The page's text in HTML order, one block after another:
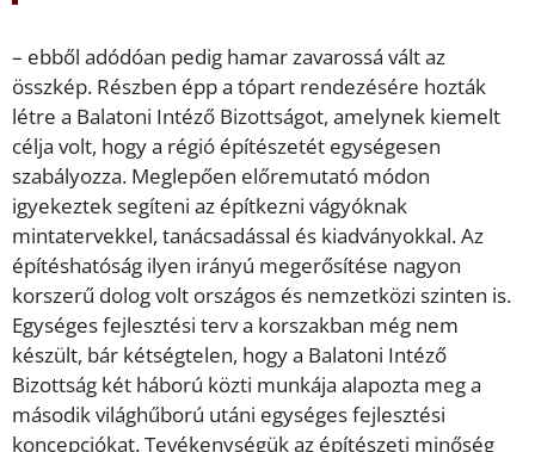
– ebből adódóan pedig hamar zavarossá vált az
összkép. Részben épp a tópart rendezésére hozták
létre a Balatoni Intéző Bizottságot, amelynek kiemelt
célja volt, hogy a régió építészetét egységesen
szabályozza. Meglepően előremutató módon
igyekeztek segíteni az építkezni vágyóknak
mintatervekkel, tanácsadással és kiadványokkal. Az
építéshatóság ilyen irányú megerősítése nagyon
korszerű dolog volt országos és nemzetközi szinten is.
Egységes fejlesztési terv a korszakban még nem
készült, bár kétségtelen, hogy a Balatoni Intéző
Bizottság két háború közti munkája alapozta meg a
második világhűború utáni egységes fejlesztési
koncepciókat. Tevékenységük az építészeti minőség